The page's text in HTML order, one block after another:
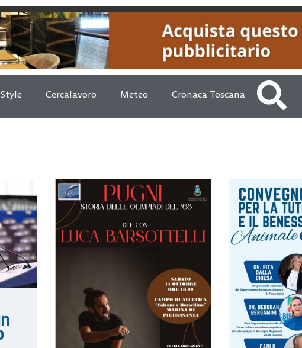
Cercalavoro Meteo Cronaca Toscana